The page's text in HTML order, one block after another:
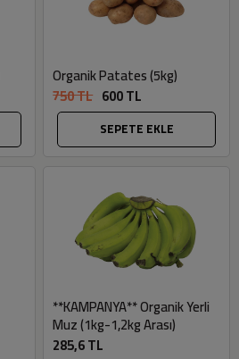
Organik Patates (5kg)
750 TL 600 TL
SEPETE EKLE
**KAMPANYA** Organik Yerli
Muz (1kg-1,2kg Arası)
285,6 TL